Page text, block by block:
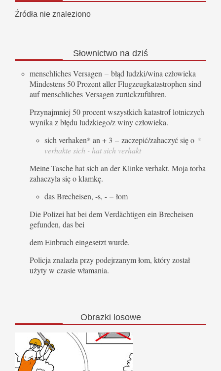
Źródła nie znaleziono
Słownictwo na dziś
menschliches Versagen – błąd ludzki/wina człowieka
Mindestens 50 Prozent aller Flugzeugkatastrophen sind
auf menschliches Versagen zurückzuführen.
Przynajmniej 50 procent wszystkich katastrof lotniczych
wynika z błędu ludzkiego/z winy człowieka.
sich verhaken* an + 3 – zaczepić/zahaczyć się o *
verhakte sich - hat sich verhakt
Meine Tasche hat sich an der Klinke verhakt. Moja torba
zahaczyła się o klamkę.
das Brecheisen, -s, - – łom
Die Polizei hat bei dem Verdächtigen ein Brecheisen
gefunden, das bei
dem Einbruch eingesetzt wurde.
Policja znalazła przy podejrzanym łom, który został
użyty w czasie włamania.
Obrazki losowe